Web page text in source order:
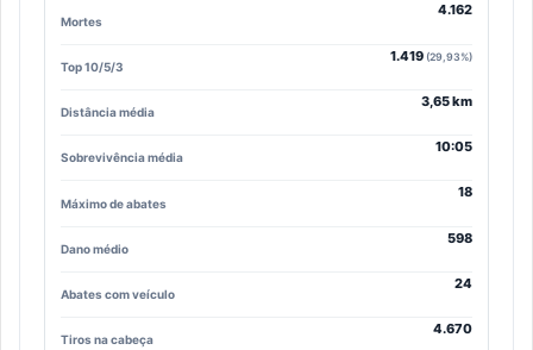
Mortes
4.162
Top 10/5/3
1.419 (29,93%)
Distância média
3,65 km
Sobrevivência média
10:05
Máximo de abates
18
Dano médio
598
Abates com veículo
24
Tiros na cabeça
4.670